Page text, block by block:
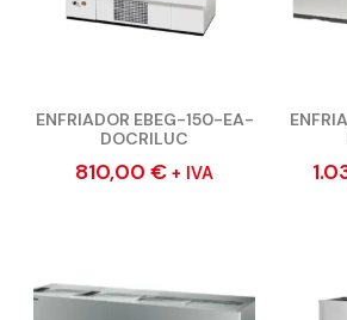
ENFRIADOR EBEG-150-EA-
DOCRILUC
810,00 € + IVA